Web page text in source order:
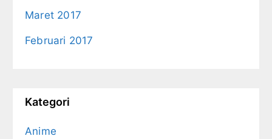
Maret 2017
Februari 2017
Kategori
Anime